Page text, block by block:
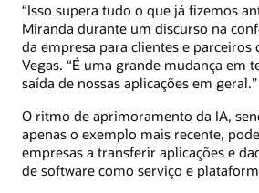
“Isso supera tudo o que já fizemos
Miranda durante um discurso na
da empresa para clientes e parceiros
Vegas. “É uma grande mudança em
saída de nossas aplicações em geral.”
O ritmo de aprimoramento da IA,
apenas o exemplo mais recente,
empresas a transferir aplicações e
de software como serviço e